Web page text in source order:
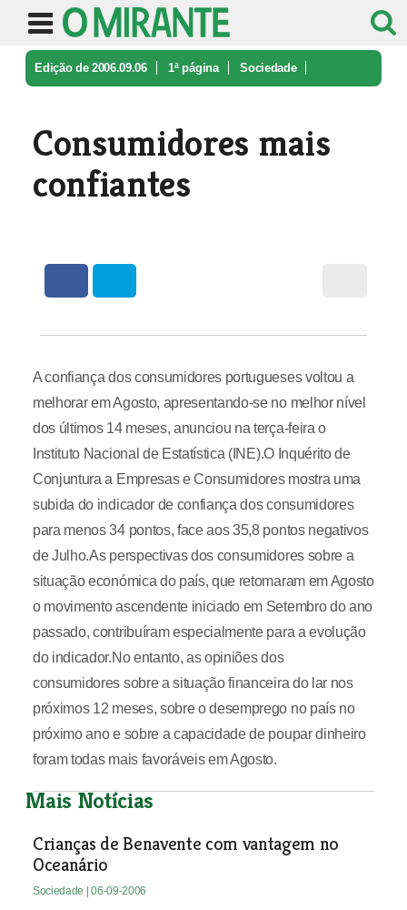
Edição de 2006.09.06 1ª página Sociedade
Consumidores mais
confiantes
A confiança dos consumidores portugueses voltou a
melhorar em Agosto, apresentando-se no melhor nível
dos últimos 14 meses, anunciou na terça-feira o
Instituto Nacional de Estatística (INE).O Inquérito de
Conjuntura a Empresas e Consumidores mostra uma
subida do indicador de confiança dos consumidores
para menos 34 pontos, face aos 35,8 pontos negativos
de Julho.As perspectivas dos consumidores sobre a
situação económica do país, que retomaram em Agosto
o movimento ascendente iniciado em Setembro do ano
passado, contribuíram especialmente para a evolução
do indicador.No entanto, as opiniões dos
consumidores sobre a situação financeira do lar nos
próximos 12 meses, sobre o desemprego no país no
próximo ano e sobre a capacidade de poupar dinheiro
foram todas mais favoráveis em Agosto.
Mais Notícias
Crianças de Benavente com vantagem no
Oceanário
Sociedade | 06-09-2006